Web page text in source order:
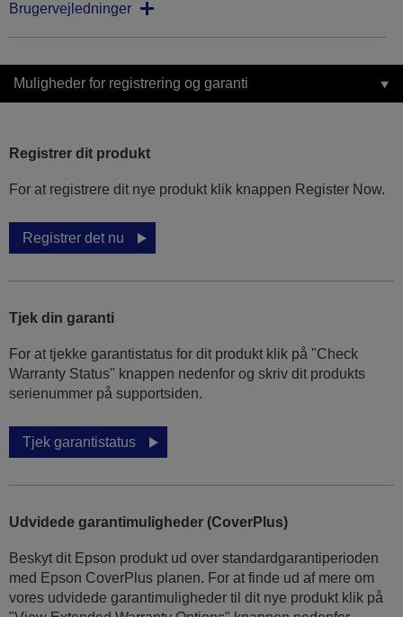
Brugervejledninger
Muligheder for registrering og garanti
Registrer dit produkt
For at registrere dit nye produkt klik knappen Register Now.
Registrer det nu
Tjek din garanti
For at tjekke garantistatus for dit produkt klik på "Check
Warranty Status" knappen nedenfor og skriv dit produkts
serienummer på supportsiden.
Tjek garantistatus
Udvidede garantimuligheder (CoverPlus)
Beskyt dit Epson produkt ud over standardgarantiperioden
med Epson CoverPlus planen. For at finde ud af mere om
vores udvidede garantimuligheder til dit nye produkt klik på